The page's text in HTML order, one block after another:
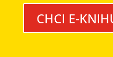
CHCI E-